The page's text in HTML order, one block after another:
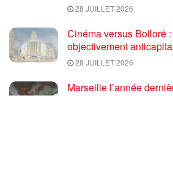
28 JUILLET 2026
Cinéma versus Bolloré
objectivement
28 JUILLET 2026
Marseille l’année
Arcachon, la Drôme et